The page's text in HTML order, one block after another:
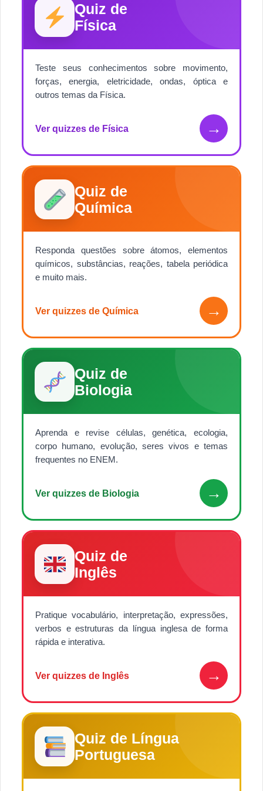
Quiz de
Física
Teste seus conhecimentos sobre movimento,
forças, energia, eletricidade, ondas, óptica e
outros temas da Física.
Ver quizzes de Física →
Quiz de
Química
Responda questões sobre átomos, elementos
químicos, substâncias, reações, tabela periódica
e muito mais.
Ver quizzes de Química →
Quiz de
Biologia
Aprenda e revise células, genética, ecologia,
corpo humano, evolução, seres vivos e temas
frequentes no ENEM.
Ver quizzes de Biologia →
Quiz de
Inglês
Pratique vocabulário, interpretação, expressões,
verbos e estruturas da língua inglesa de forma
rápida e interativa.
Ver quizzes de Inglês →
Quiz de Língua
Portuguesa